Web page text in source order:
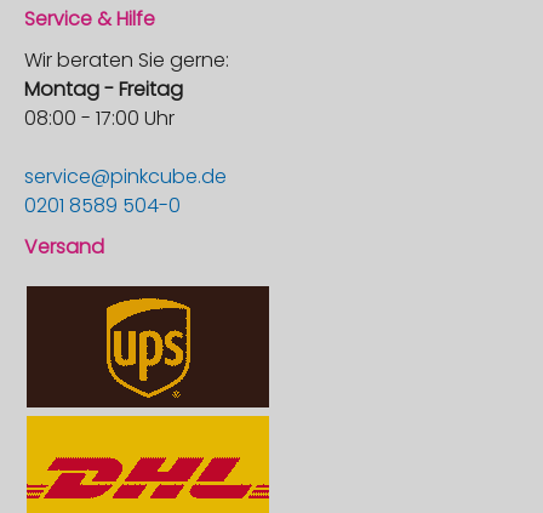
Service & Hilfe
Wir beraten Sie gerne:
Montag - Freitag
08:00 - 17:00 Uhr
service@pinkcube.de
0201 8589 504-0
Versand